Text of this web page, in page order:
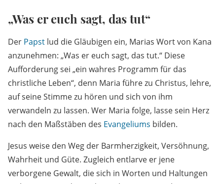
„Was er euch sagt, das tut“
Der Papst lud die Gläubigen ein, Marias Wort von Kana
anzunehmen: „Was er euch sagt, das tut.“ Diese
Aufforderung sei „ein wahres Programm für das
christliche Leben“, denn Maria führe zu Christus, lehre,
auf seine Stimme zu hören und sich von ihm
verwandeln zu lassen. Wer Maria folge, lasse sein Herz
nach den Maßstäben des Evangeliums bilden.
Jesus weise den Weg der Barmherzigkeit, Versöhnung,
Wahrheit und Güte. Zugleich entlarve er jene
verborgene Gewalt, die sich in Worten und Haltungen